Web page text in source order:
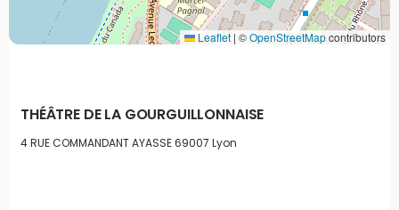
Leaflet | ©OpenStreetMapcontributors
THÉÂTRE DE LA GOURGUILLONNAISE
4 RUE COMMANDANT AYASSE69007 Lyon